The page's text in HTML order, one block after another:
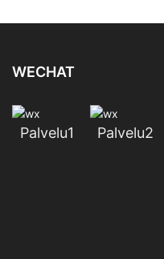
WECHAT
Palvelu1 Palvelu2